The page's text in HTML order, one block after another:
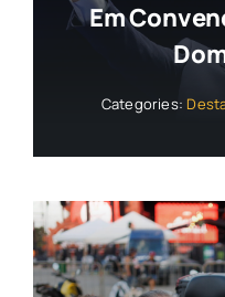
Em
Categories: